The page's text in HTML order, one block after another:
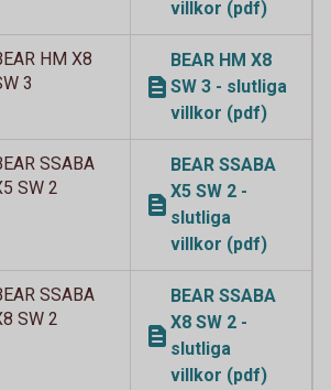
villkor (pdf)
HM X8
3
BEAR HM X8
SW 3 - slutliga
villkor (pdf)
SSABA
SW 2
BEAR SSABA
X5 SW 2 -
slutliga
villkor (pdf)
SSABA
SW 2
BEAR SSABA
X8 SW 2 -
slutliga
villkor (pdf)